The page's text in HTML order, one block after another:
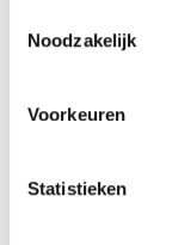
Noodzakelijk
Voorkeuren
Statistieken
van de stof te
duurzaamheid van
passen niet bij de
Met stofstalen kunt u